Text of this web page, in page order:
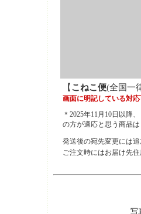
【 こねこ便(全国一
画面に明記している対
＊2025年11月10日以降
の方が適応と思う商品
発送後の宛先変更には
ご注文時にはお届け先
写